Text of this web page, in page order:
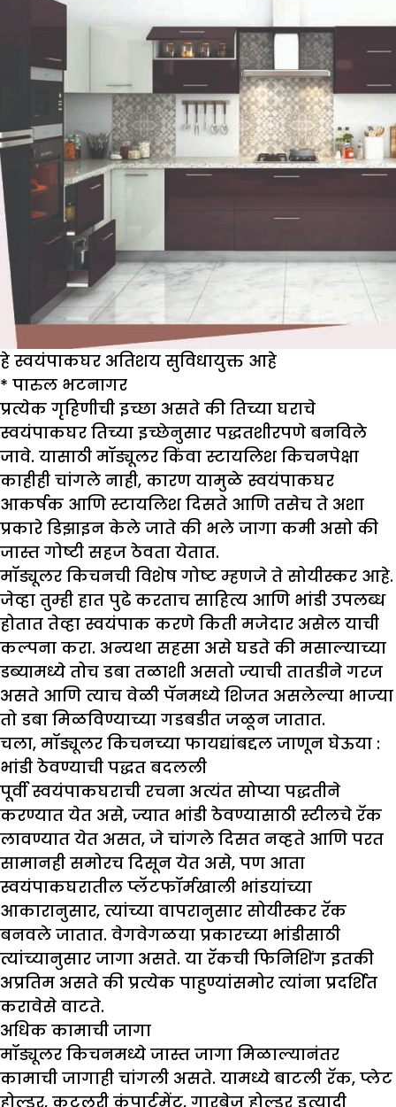
देखभाल
हे स्वयंपाकघर अतिशय सुविधायुक्त आहे
* पारुल भटनागर
प्रत्येक गृहिणीची इच्छा असते की तिच्या घराचे
स्वयंपाकघर तिच्या इच्छेनुसार पद्धतशीरपणे बनविले
जावे. यासाठी मॉड्यूलर किंवा स्टायलिश किचनपेक्षा
काहीही चांगले नाही, कारण यामुळे स्वयंपाकघर
आकर्षक आणि स्टायलिश दिसते आणि तसेच ते अशा
प्रकारे डिझाइन केले जाते की भले जागा कमी असो की
जास्त गोष्टी सहज ठेवता येतात.
मॉड्यूलर किचनची विशेष गोष्ट म्हणजे ते सोयीस्कर आहे.
जेव्हा तुम्ही हात पुढे करताच साहित्य आणि भांडी उपलब्ध
होतात तेव्हा स्वयंपाक करणे किती मजेदार असेल याची
कल्पना करा. अन्यथा सहसा असे घडते की मसाल्याच्या
डब्यामध्ये तोच डबा तळाशी असतो ज्याची तातडीने गरज
असते आणि त्याच वेळी पॅनमध्ये शिजत असलेल्या भाज्या
तो डबा मिळविण्याच्या गडबडीत जळून जातात.
चला, मॉड्यूलर किचनच्या फायद्यांबद्दल जाणून घेऊया :
भांडी ठेवण्याची पद्धत बदलली
पूर्वी स्वयंपाकघराची रचना अत्यंत सोप्या पद्धतीने
करण्यात येत असे, ज्यात भांडी ठेवण्यासाठी स्टीलचे रॅक
लावण्यात येत असत, जे चांगले दिसत नव्हते आणि परत
सामानही समोरच दिसून येत असे, पण आता
स्वयंपाकघरातील प्लॅटफॉर्मखाली भांडयांच्या
आकारानुसार, त्यांच्या वापरानुसार सोयीस्कर रॅक
बनवले जातात. वेगवेगळया प्रकारच्या भांडीसाठी
त्यांच्यानुसार जागा असते. या रॅकची फिनिशिंग इतकी
अप्रतिम असते की प्रत्येक पाहुण्यांसमोर त्यांना प्रदर्शित
करावेसे वाटते.
अधिक कामाची जागा
मॉड्यूलर किचनमध्ये जास्त जागा मिळाल्यानंतर
कामाची जागाही चांगली असते. यामध्ये बाटली रॅक, प्लेट
होल्डर, कटलरी कंपार्टमेंट, गारबेज होल्डर इत्यादी